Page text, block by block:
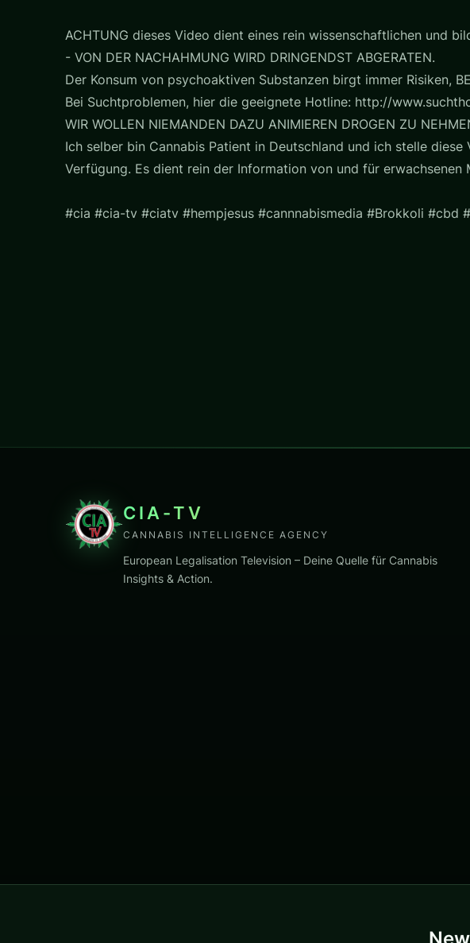
ACHTUNG dieses Video dient eines rein wissenschaftlichen und
- VON DER NACHAHMUNG WIRD DRINGENDST ABGERATEN.
Der Konsum von psychoaktiven Substanzen birgt immer Risiken,
Bei Suchtproblemen, hier die geeignete Hotline: http://
WIR WOLLEN NIEMANDEN DAZU ANIMIEREN DROGEN ZU
Ich selber bin Cannabis Patient in Deutschland und ich stelle
Verfügung. Es dient rein der Information von und für erwachsenen
#cia #cia-tv #ciatv #hempjesus #cannnabismedia #Brokkoli #cbd
CIA-TV
CANNABIS INTELLIGENCE AGENCY
European Legalisation Television – Deine Quelle für Cannabis
Insights & Action.